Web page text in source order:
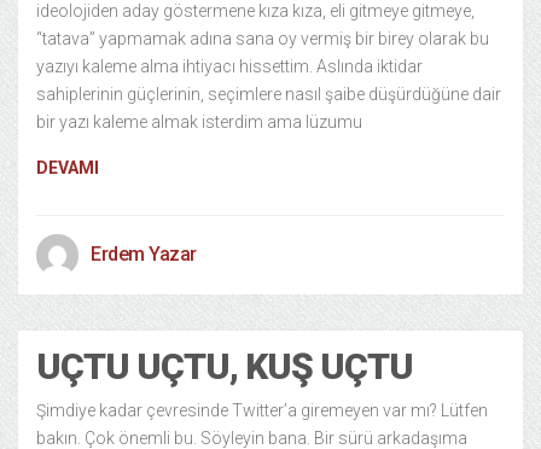
ideolojiden aday göstermene kıza kıza, eli gitmeye gitmeye,
“tatava” yapmamak adına sana oy vermiş bir birey olarak bu
yazıyı kaleme alma ihtiyacı hissettim. Aslında iktidar
sahiplerinin güçlerinin, seçimlere nasıl şaibe düşürdüğüne dair
bir yazı kaleme almak isterdim ama lüzumu
DEVAMI
Erdem Yazar
UÇTU UÇTU, KUŞ UÇTU
Şimdiye kadar çevresinde Twitter’a giremeyen var mı? Lütfen
bakın. Çok önemli bu. Söyleyin bana. Bir sürü arkadaşıma